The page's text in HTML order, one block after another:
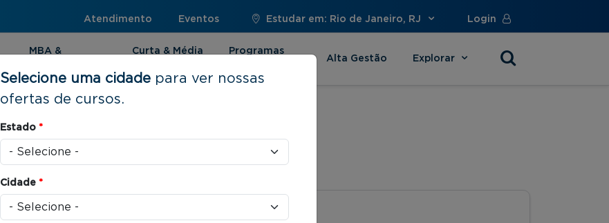
Atendimento Eventos Estudar em: Rio de Janeiro, RJ Login
MBA &
Curta & Média
Programas
Alta Gestão Explorar
PRESENCIAL MBA
Selecione uma cidade para ver nossas
ofertas de cursos.
Estado *
Cidade *